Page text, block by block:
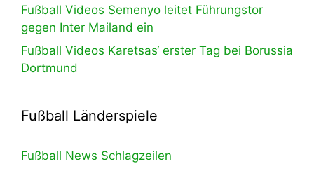
Fußball Videos Semenyo leitet Führungstor
gegen Inter Mailand ein
Fußball Videos Karetsas‘ erster Tag bei Borussia
Dortmund
Fußball Länderspiele
Fußball News Schlagzeilen